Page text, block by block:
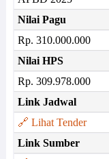
Nilai Pagu
Rp. 310.000.000
Nilai HPS
Rp. 309.978.000
Link Jadwal
🔗 Lihat Tender
Link Sumber